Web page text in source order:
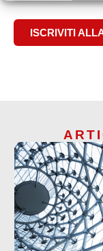
ISCRIVITI